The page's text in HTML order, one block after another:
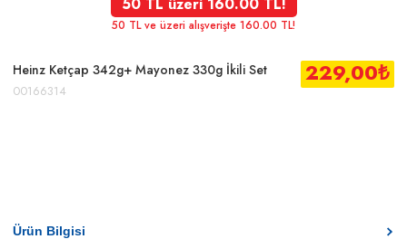
50 TL ve üzeri alışverişte 160.00 TL!
Heinz Ketçap 342g+ Mayonez 330g İkili Set
00166314
229,00₺
Ürün Bilgisi